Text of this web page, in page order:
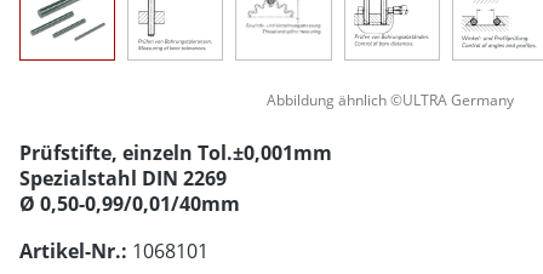
Abbildung ähnlich ©ULTRA Germany
Prüfstifte, einzeln Tol.±0,001mm
Spezialstahl DIN 2269
Ø 0,50-0,99/0,01/40mm
Artikel-Nr.: 1068101